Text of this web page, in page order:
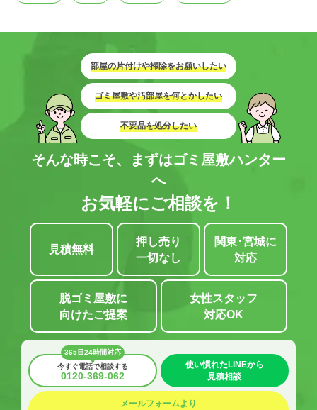
部屋の片付けや掃除をお願いしたい
ゴミ屋敷や汚部屋を何とかしたい
不要品を処分したい
そんな時こそ、まずはゴミ屋敷ハンター
へ
お気軽にご相談を！
見積無料
関東･宮城に
対応
脱ゴミ屋敷に
向けたご提案
女性スタッフ
対応OK
押し売り
一切なし
365日24時間対応
今すぐ電話で相談する
0120-369-062
使い慣れたLINEから
見積相談
メールフォームより